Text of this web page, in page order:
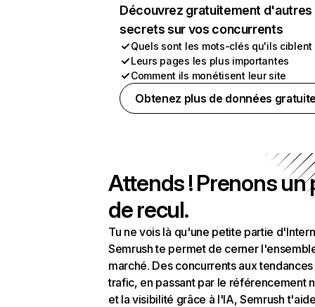
Découvrez gratuitement d'autres
secrets sur vos concurrents
Quels sont les mots-clés qu'ils ciblent
Leurs pages les plus importantes
Comment ils monétisent leur site
Obtenez plus de données
Attends ! Prenons un
de recul.
Tu ne vois là qu'une petite partie
Semrush te permet de cerner
marché. Des concurrents aux
trafic, en passant par le référencement
et la visibilité grâce à l'IA, Semrush